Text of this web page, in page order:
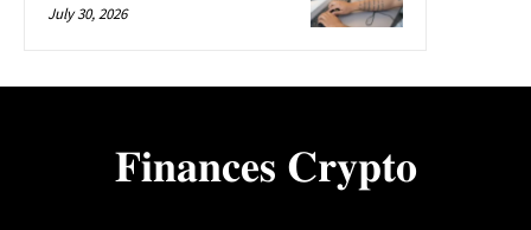
July 30, 2026
𝐅𝐢𝐧𝐚𝐧𝐜𝐞𝐬 𝐂𝐫𝐲𝐩𝐭𝐨